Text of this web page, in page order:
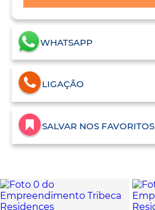
WHATSAPP
LIGAÇÃO
SALVAR NOS FAVORITOS